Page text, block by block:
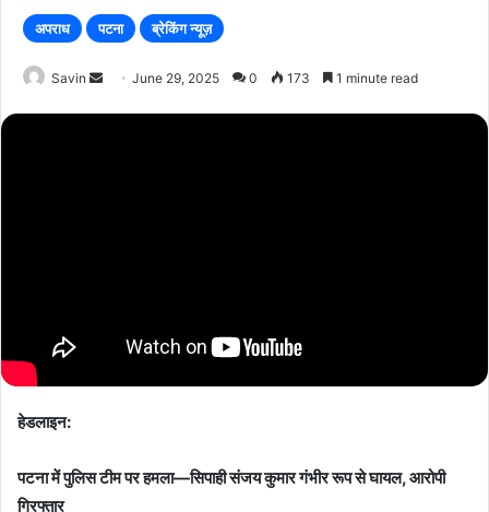
अपराध पटना ब्रेकिंग न्यूज़
Savin
Send June 29, 2025 0 173 1 minute read
हेडलाइन:
पटना में पुलिस टीम पर हमला—सिपाही संजय कुमार गंभीर रूप से घायल, आरोपी
गिरफ्तार